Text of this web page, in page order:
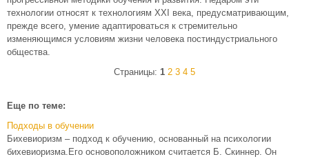
технологии относят к технологиям XXI века, предусматривающим,
прежде всего, умение адаптироваться к стремительно
изменяющимся условиям жизни человека постиндустриального
общества.
Страницы: 1 2 3 4 5
Еще по теме:
Подходы в обучении
Бихевиоризм – подход к обучению, основанный на психологии
бихевиоризма.Его основоположником считается Б. Скиннер. Он